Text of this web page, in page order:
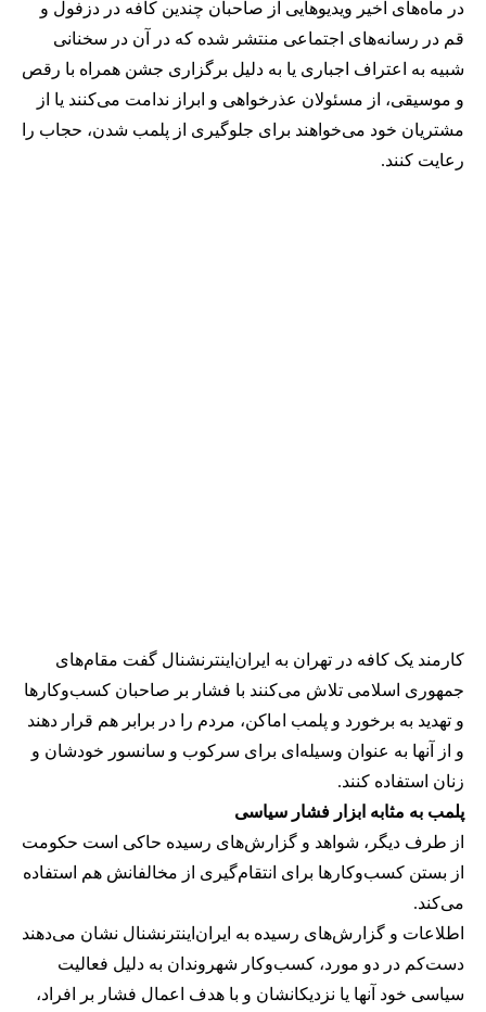
در ماه‌های اخیر ویدیوهایی از صاحبان چندین کافه در دزفول و
قم در رسانه‌های اجتماعی منتشر شده که در آن در سخنانی
شبیه به اعتراف اجباری یا به دلیل برگزاری جشن همراه با رقص
و موسیقی، از مسئولان عذرخواهی و ابراز ندامت می‌کنند یا از
مشتریان خود می‌خواهند برای جلوگیری از پلمب شدن، حجاب را
رعایت کنند.
کارمند یک کافه در تهران به ایران‌اینترنشنال گفت مقام‌های
جمهوری اسلامی تلاش می‌کنند با فشار بر صاحبان کسب‌وکارها
و تهدید به برخورد و پلمب اماکن، مردم را در برابر هم قرار دهند
و از آنها به عنوان وسیله‌ای برای سرکوب و سانسور خودشان و
زنان استفاده کنند.
پلمب به مثابه ابزار فشار سیاسی
از طرف دیگر، شواهد و گزارش‌های رسیده حاکی است حکومت
از بستن کسب‌وکارها برای انتقام‌گیری از مخالفانش هم استفاده
می‌کند.
اطلاعات و گزارش‌های رسیده به ایران‌اینترنشنال نشان می‌دهند
دست‌کم در دو مورد، کسب‌وکار شهروندان به دلیل فعالیت
سیاسی خود آنها یا نزدیکانشان و با هدف اعمال فشار بر افراد،